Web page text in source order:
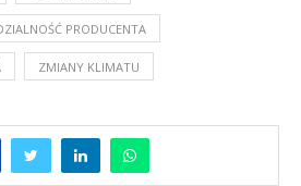
PRODUCENTA
ZMIANY KLIMATU